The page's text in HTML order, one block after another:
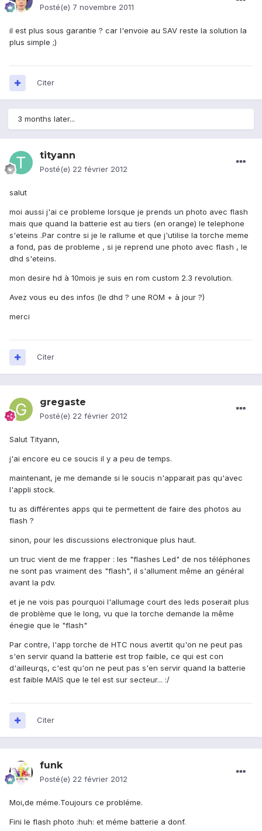
Posté(e) 7 novembre 2011
il est plus sous garantie ? car l'envoie au SAV reste la solution la
plus simple ;)
Citer
3 months later...
tityann
Posté(e) 22 février 2012
salut
moi aussi j'ai ce probleme lorsque je prends un photo avec flash
mais que quand la batterie est au tiers (en orange) le telephone
s'eteins .Par contre si je le rallume et que j'utilise la torche meme
a fond, pas de probleme , si je reprend une photo avec flash , le
dhd s'eteins.
mon desire hd à 10mois je suis en rom custom 2.3 revolution.
Avez vous eu des infos (le dhd ? une ROM + à jour ?)
merci
Citer
gregaste
Posté(e) 22 février 2012
Salut Tityann,
j'ai encore eu ce soucis il y a peu de temps.
maintenant, je me demande si le soucis n'apparait pas qu'avec
l'appli stock.
tu as différentes apps qui te permettent de faire des photos au
flash ?
sinon, pour les discussions electronique plus haut.
un truc vient de me frapper : les "flashes Led" de nos téléphones
ne sont pas vraiment des "flash", il s'allument même an général
avant la pdv.
et je ne vois pas pourquoi l'allumage court des leds poserait plus
de problème que le long, vu que la torche demande la même
énegie que le "flash"
Par contre, l'app torche de HTC nous avertit qu'on ne peut pas
s'en servir quand la batterie est trop faible, ce qui est con
d'ailleurqs, c'est qu'on ne peut pas s'en servir quand la batterie
est faible MAIS que le tel est sur secteur... :/
Citer
funk
Posté(e) 22 février 2012
Moi,de méme.Toujours ce probléme.
Fini le flash photo :huh: et méme batterie a donf.